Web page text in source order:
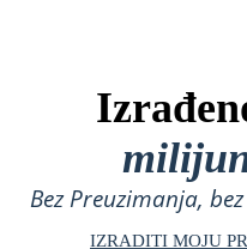
Bez Preuzimanja,
IZRADITI MOJU